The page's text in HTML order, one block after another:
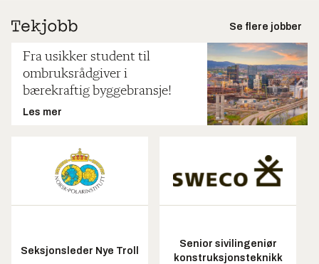
Se flere jobber
Fra usikker student til
ombruksrådgiver i
bærekraftig byggebransje!
Les mer
Seksjonsleder Nye Troll
Senior sivilingeniør
konstruksjonsteknikk